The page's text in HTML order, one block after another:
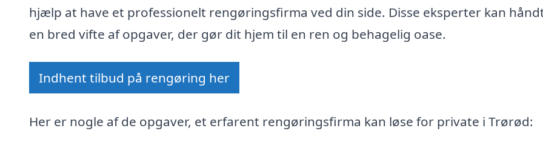
hjælp at have et professionelt rengøringsfirma ved din side. Disse eksperter kan
en bred vifte af opgaver, der gør dit hjem til en ren og behagelig oase.
Indhent tilbud på rengøring her
Her er nogle af de opgaver, et erfarent rengøringsfirma kan løse for private i Trørød: